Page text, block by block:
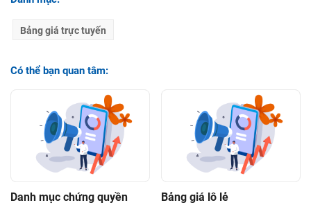
Lệnh chốt lời/cắt lỗ
Đổi giao diện
Gửi phản hồi
Bảng giá trực tuyến
Có thể bạn quan tâm:
Danh mục chứng quyền Bảng giá lô lẻ